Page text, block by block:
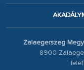
Zalaegerszeg
8900